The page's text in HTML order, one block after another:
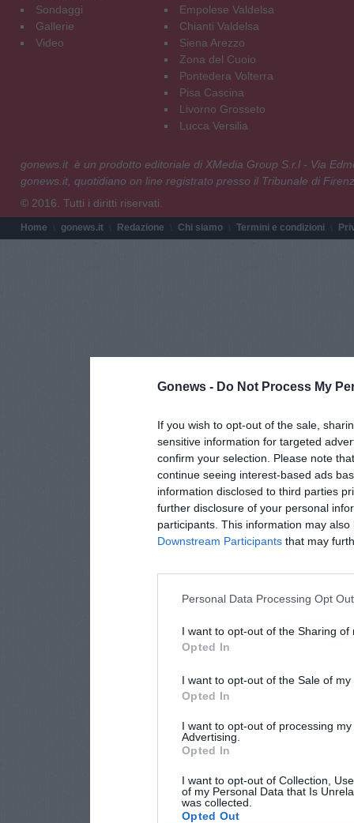
Gonews - Do Not Process My
If you wish to opt-out of the sale,
sensitive information for targeted
confirm your selection. Please note
continue seeing interest-based ads
information disclosed to third parties
further disclosure of your personal
participants. This information may
Downstream Participants that may
Personal Data Processing Opt
I want to opt-out of the Sharing of
Opted In
I want to opt-out of the Sale of
Opted In
I want to opt-out of processing
Advertising.
Opted In
I want to opt-out of Collection,
of my Personal Data that Is
was collected.
Opted Out
Sondaggi
Gallerie
Video
Empolese Valdelsa
Chianti Valdelsa
Siena Arezzo
Zona del Cuoio
Pontedera Volterra
Pisa Cascina
Livorno Grosseto
Lucca Versilia
gonews.it è un prodotto editoriale di XMedia Group S.r.l - Via
gonews.it, quotidiano on line registrato presso il Tribunale di
© 2016. Tutti i diritti riservati.
Home gonews.it Redazione Chi siamo Termini e condizioni